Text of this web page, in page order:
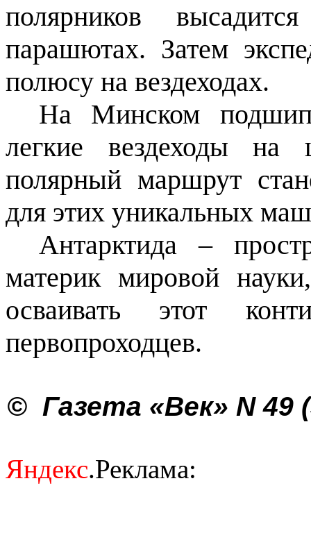
полярников
парашютах. Затем
полюсу на вездеходах.
На Минском
легкие вездеходы на
полярный маршрут
для этих уникальных
Антарктида –
материк мировой
осваивать этот
первопроходцев.
© Газета «Век» N49
Яндекс.Реклама: